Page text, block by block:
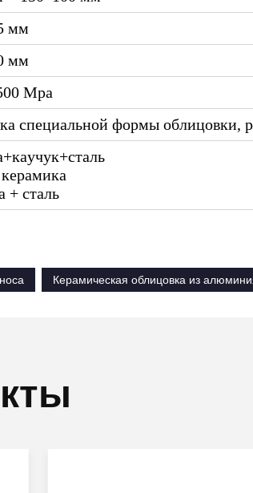
мм
мм
Mpa
специальной формы облицовки,
+ сталь
Керамическая облицовка из